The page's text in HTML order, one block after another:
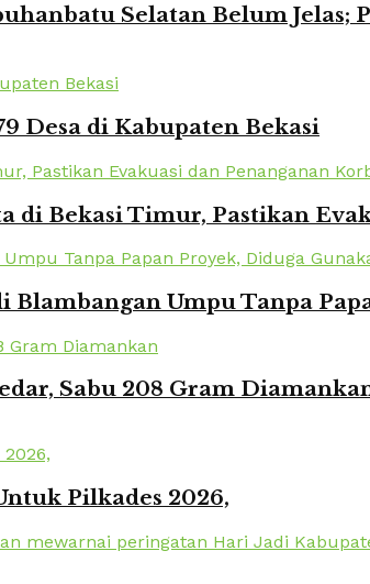
Selatan Belum
Desa di Kabupaten Bekasi
di Bekasi Timur, Pastikan
Blambangan Umpu Tanpa
Sabu 208 Gram
Pilkades 2026,